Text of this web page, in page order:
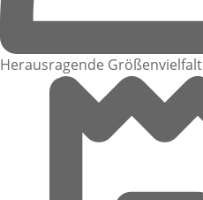
Herausragende Größenvielfalt